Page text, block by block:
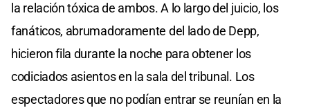
la relación tóxica de ambos. A lo largo del juicio, los
fanáticos, abrumadoramente del lado de Depp,
hicieron fila durante la noche para obtener los
codiciados asientos en la sala del tribunal. Los
espectadores que no podían entrar se reunían en la